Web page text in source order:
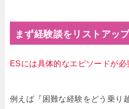
まず経験談をリストアップ
ESには具体的なエピソードが必
例えば『困難な経験をどう乗り